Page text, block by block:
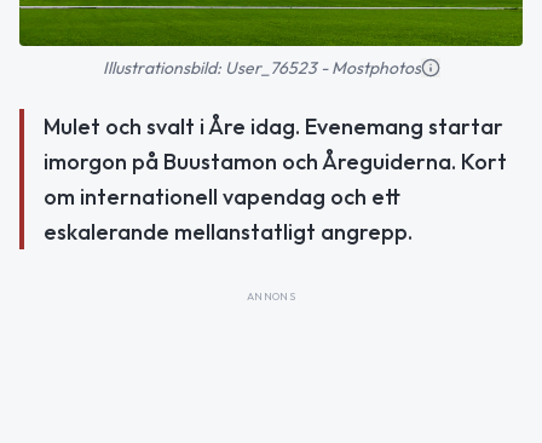
Illustrationsbild: User_76523 - Mostphotos
Mulet och svalt i Åre idag. Evenemang startar
imorgon på Buustamon och Åreguiderna. Kort
om internationell vapendag och ett
eskalerande mellanstatligt angrepp.
ANNONS